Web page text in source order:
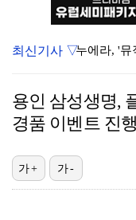
최신기사 ▽
용인 삼성생명,
경품 이벤트 진행
가+ 가-